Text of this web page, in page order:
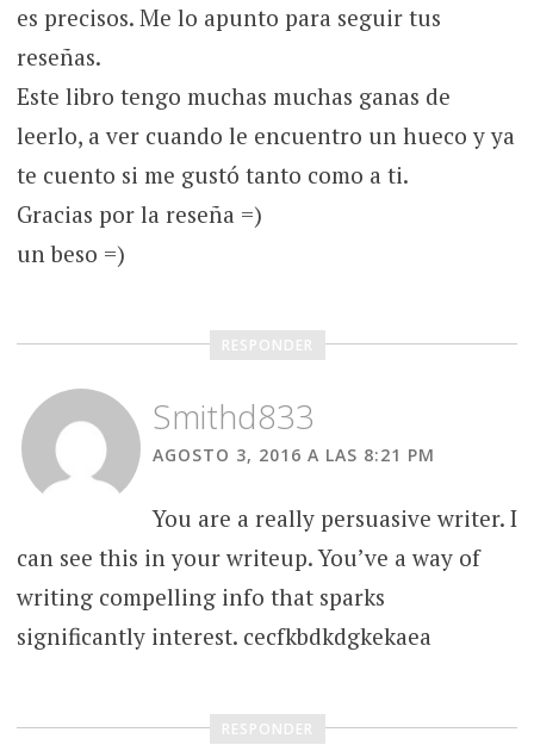
es precisos. Me lo apunto para seguir tus
reseñas.
Este libro tengo muchas muchas ganas de
leerlo, a ver cuando le encuentro un hueco y ya
te cuento si me gustó tanto como a ti.
Gracias por la reseña =)
un beso =)
RESPONDER
Smithd833
AGOSTO 3, 2016 A LAS 8:21 PM
You are a really persuasive writer. I
can see this in your writeup. You’ve a way of
writing compelling info that sparks
significantly interest. cecfkbdkdgkekaea
RESPONDER